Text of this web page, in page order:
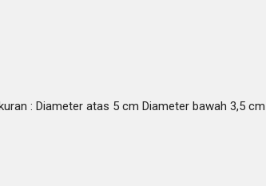
: Diameter atas 5 cm Diameter bawah 3,5